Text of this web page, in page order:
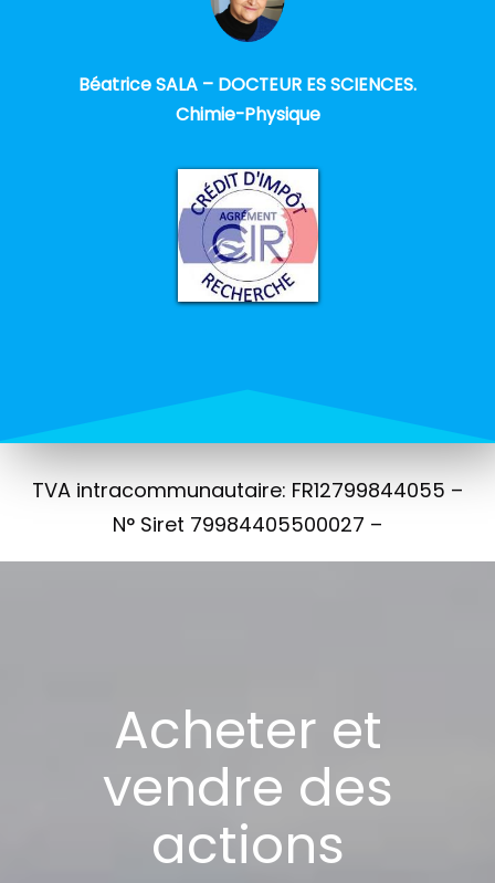
Béatrice SALA – DOCTEUR ES SCIENCES.
Chimie-Physique
TVA intracommunautaire: FR12799844055 –
N° Siret 79984405500027 –
Acheter et
vendre des
actions